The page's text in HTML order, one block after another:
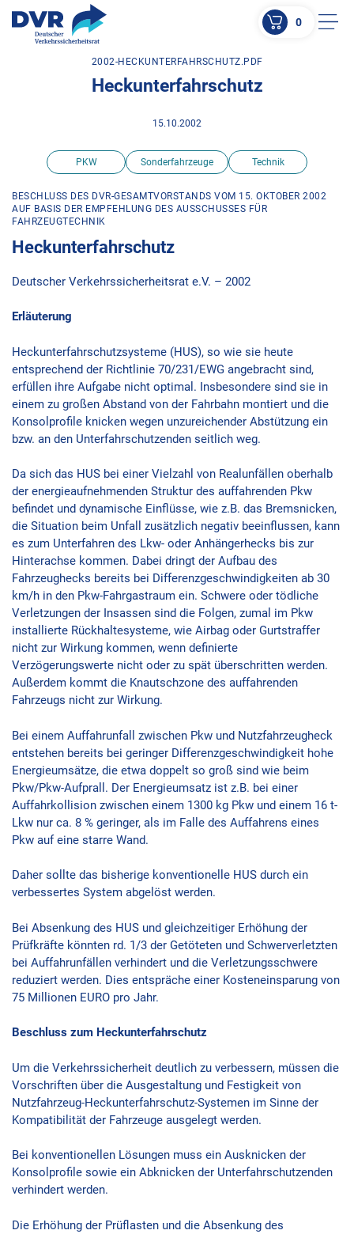
ZUM HAUPTINHALT SPRINGEN
ZUR SUCHE SPRINGEN
0
2002-HECKUNTERFAHRSCHUTZ.PDF
Heckunterfahrschutz
15.10.2002
PKW Sonderfahrzeuge Technik
BESCHLUSS DES DVR-GESAMTVORSTANDS VOM 15. OKTOBER 2002
AUF BASIS DER EMPFEHLUNG DES AUSSCHUSSES FÜR
FAHRZEUGTECHNIK
Heckunterfahrschutz
Deutscher Verkehrssicherheitsrat e.V. – 2002
Erläuterung
Heckunterfahrschutzsysteme (HUS), so wie sie heute
entsprechend der Richtlinie 70/231/EWG angebracht sind,
erfüllen ihre Aufgabe nicht optimal. Insbesondere sind sie in
einem zu großen Abstand von der Fahrbahn montiert und die
Konsolprofile knicken wegen unzureichender Abstützung ein
bzw. an den Unterfahrschutzenden seitlich weg.
Da sich das HUS bei einer Vielzahl von Realunfällen oberhalb
der energieaufnehmenden Struktur des auffahrenden Pkw
befindet und dynamische Einflüsse, wie z.B. das Bremsnicken,
die Situation beim Unfall zusätzlich negativ beeinflussen, kann
es zum Unterfahren des Lkw- oder Anhängerhecks bis zur
Hinterachse kommen. Dabei dringt der Aufbau des
Fahrzeughecks bereits bei Differenzgeschwindigkeiten ab 30
km/h in den Pkw-Fahrgastraum ein. Schwere oder tödliche
Verletzungen der Insassen sind die Folgen, zumal im Pkw
installierte Rückhaltesysteme, wie Airbag oder Gurtstraffer
nicht zur Wirkung kommen, wenn definierte
Verzögerungswerte nicht oder zu spät überschritten werden.
Außerdem kommt die Knautschzone des auffahrenden
Fahrzeugs nicht zur Wirkung.
Bei einem Auffahrunfall zwischen Pkw und Nutzfahrzeugheck
entstehen bereits bei geringer Differenzgeschwindigkeit hohe
Energieumsätze, die etwa doppelt so groß sind wie beim
Pkw/Pkw-Aufprall. Der Energieumsatz ist z.B. bei einer
Auffahrkollision zwischen einem 1300 kg Pkw und einem 16 t-
Lkw nur ca. 8 % geringer, als im Falle des Auffahrens eines
Pkw auf eine starre Wand.
Daher sollte das bisherige konventionelle HUS durch ein
verbessertes System abgelöst werden.
Bei Absenkung des HUS und gleichzeitiger Erhöhung der
Prüfkräfte könnten rd. 1/3 der Getöteten und Schwerverletzten
bei Auffahrunfällen verhindert und die Verletzungsschwere
reduziert werden. Dies entspräche einer Kosteneinsparung von
75 Millionen EURO pro Jahr.
Beschluss zum Heckunterfahrschutz
Um die Verkehrssicherheit deutlich zu verbessern, müssen die
Vorschriften über die Ausgestaltung und Festigkeit von
Nutzfahrzeug-Heckunterfahrschutz-Systemen im Sinne der
Kompatibilität der Fahrzeuge ausgelegt werden.
Bei konventionellen Lösungen muss ein Ausknicken der
Konsolprofile sowie ein Abknicken der Unterfahrschutzenden
verhindert werden.
Die Erhöhung der Prüflasten und die Absenkung des